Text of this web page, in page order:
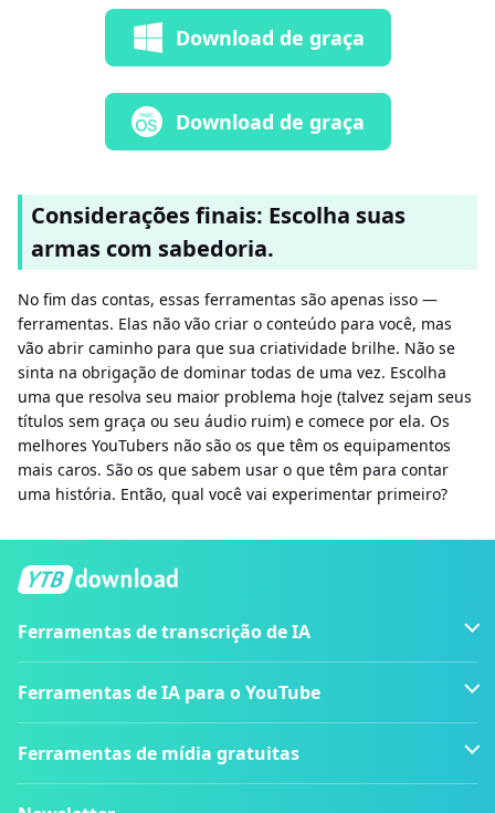
Download de graça
Download de graça
Considerações finais: Escolha suas
armas com sabedoria.
No fim das contas, essas ferramentas são apenas isso —
ferramentas. Elas não vão criar o conteúdo para você, mas
vão abrir caminho para que sua criatividade brilhe. Não se
sinta na obrigação de dominar todas de uma vez. Escolha
uma que resolva seu maior problema hoje (talvez sejam seus
títulos sem graça ou seu áudio ruim) e comece por ela. Os
melhores YouTubers não são os que têm os equipamentos
mais caros. São os que sabem usar o que têm para contar
uma história. Então, qual você vai experimentar primeiro?
Ferramentas de transcrição de IA
Ferramentas de IA para o YouTube
Ferramentas de mídia gratuitas